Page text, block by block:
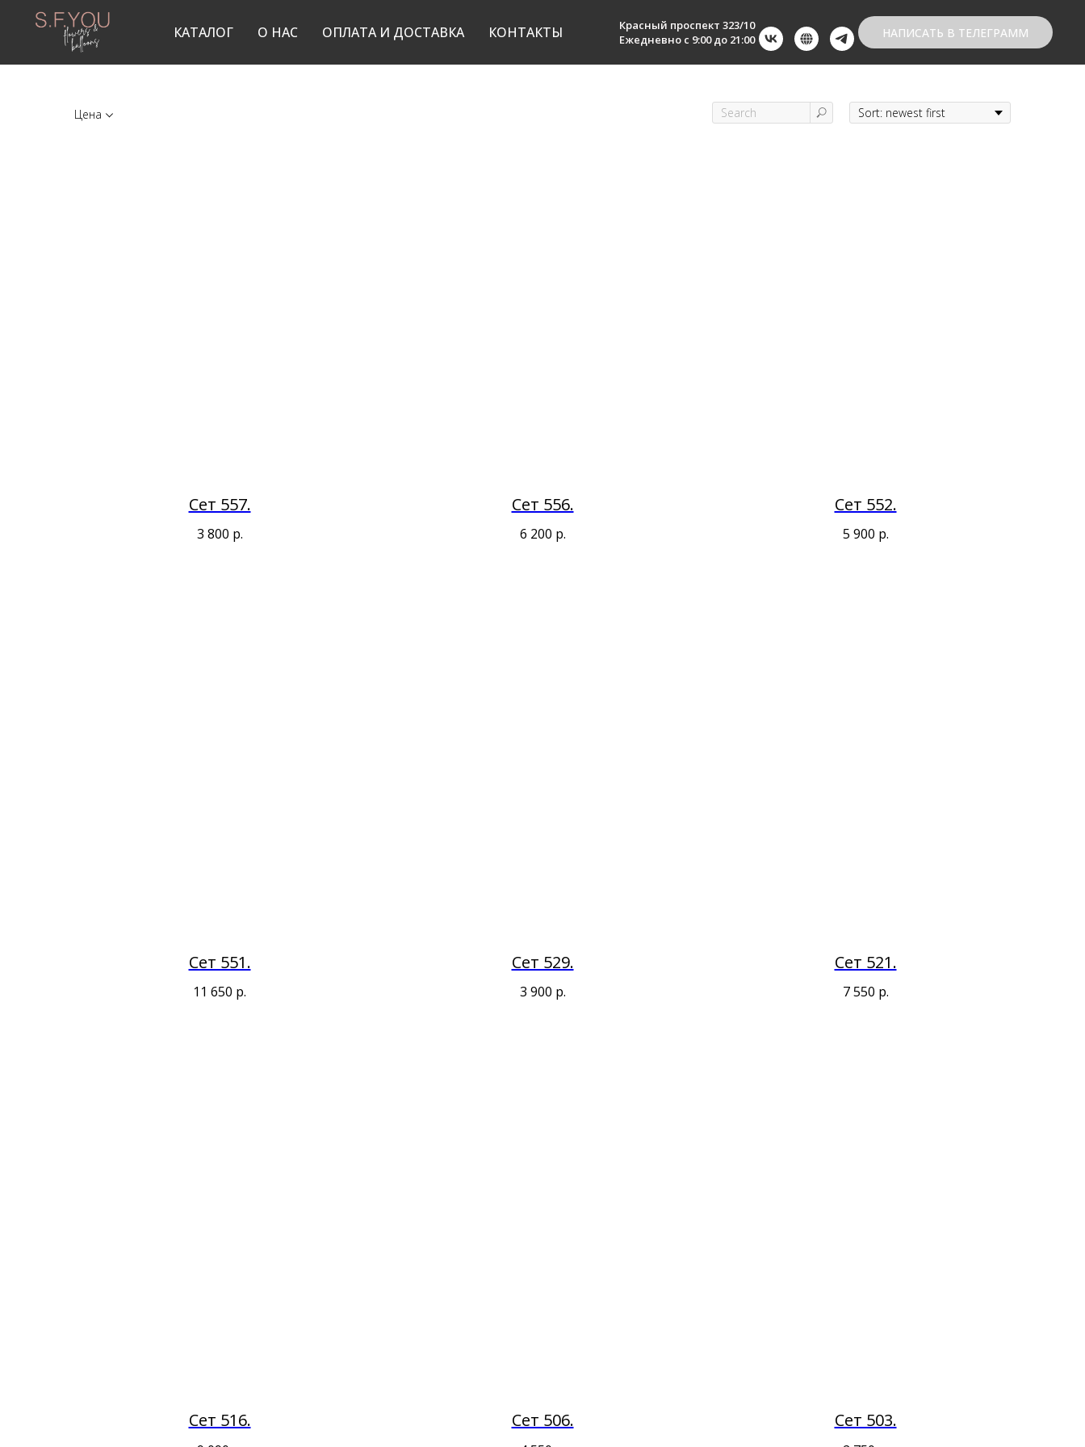
КАТАЛОГ О НАС ОПЛАТА И ДОСТАВКА КОНТАКТЫ
Красный проспект 323/10
Ежедневно с 9:00 до 21:00
НАПИСАТЬ В ТЕЛЕГРАММ
Цена
Сет 557.
3 800 р.
Сет 556.
6 200 р.
Сет 552.
5 900 р.
Сет 551.
11 650 р.
Сет 529.
3 900 р.
Сет 521.
7 550 р.
Сет 516. Сет 506. Сет 503.